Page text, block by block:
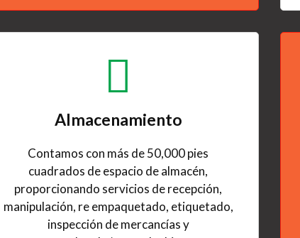
Almacenamiento
Contamos con más de 50,000 pies
cuadrados de espacio de almacén,
proporcionando servicios de recepción,
manipulación, re empaquetado, etiquetado,
inspección de mercancías y